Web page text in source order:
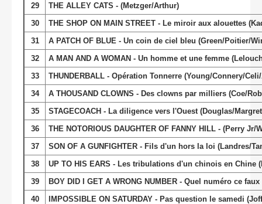
29
THE ALLEY CATS - (Metzger/Arthur)
30
THE SHOP ON MAIN STREET - Le miroir aux alouettes
31
A PATCH OF BLUE - Un coin de ciel bleu (Green/Poitier/
32
A MAN AND A WOMAN - Un homme et une femme
33
THUNDERBALL - Opération Tonnerre (Young/Connery/
34
A THOUSAND CLOWNS - Des clowns par milliers (Coe/
35
STAGECOACH - La diligence vers l'Ouest (Douglas/
36
THE NOTORIOUS DAUGHTER OF FANNY HILL - (Perry Jr/
37
SON OF A GUNFIGHTER - Fils d'un hors la loi (Landres/
38
UP TO HIS EARS - Les tribulations d'un chinois en Chine
39
BOY DID I GET A WRONG NUMBER - Quel numéro ce
40
IMPOSSIBLE ON SATURDAY - Pas question le samedi